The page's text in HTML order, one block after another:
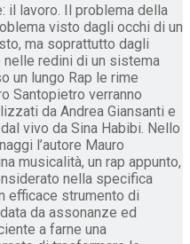
il lavoro. Il problema della
visto dagli occhi di un
ma soprattutto dagli
redini di un sistema
un lungo Rap le rime
Santopietro verranno
da Andrea Giansanti e
vivo da Sina Habibi. Nello
l’autore Mauro
musicalità, un rap appunto,
nella specifica
efficace strumento di
da assonanze ed
a farne una